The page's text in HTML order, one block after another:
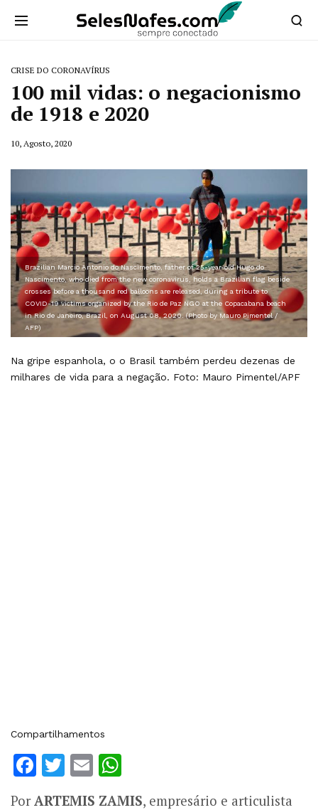
CRISE DO CORONAVÍRUS
100 mil vidas: o negacionismo
de 1918 e 2020
10, Agosto, 2020
Brazilian Marcio Antonio do Nascimento, father of 25-year-old Hugo do
Nascimento, who died from the new coronavirus, holds a Brazilian flag beside
crosses before a thousand red balloons are released, during a tribute to
COVID-19 victims organized by the Rio de Paz NGO at the Copacabana beach
in Rio de Janeiro, Brazil, on August 08, 2020. (Photo by Mauro Pimentel /
AFP)
Na gripe espanhola, o o Brasil também perdeu dezenas de
milhares de vida para a negação. Foto: Mauro Pimentel/APF
Compartilhamentos
Facebook
Twitter
Email
Por ARTEMIS ZAMIS, empresário e articulista